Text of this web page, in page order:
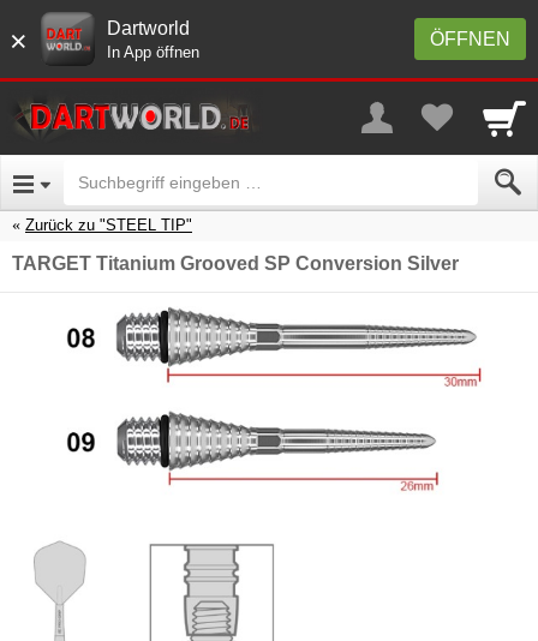
× ÖFFNEN
Dartworld
In App öffnen
Zurück zu "STEEL TIP"
TARGET Titanium Grooved SP Conversion Silver